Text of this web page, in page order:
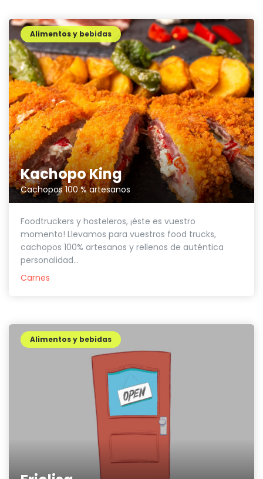
Kachopo King
Cachopos 100 % artesanos
Alimentos y bebidas
Foodtruckers y hosteleros, ¡éste es vuestro
momento! Llevamos para vuestros food trucks,
cachopos 100% artesanos y rellenos de auténtica
personalidad...
Carnes
Alimentos y bebidas